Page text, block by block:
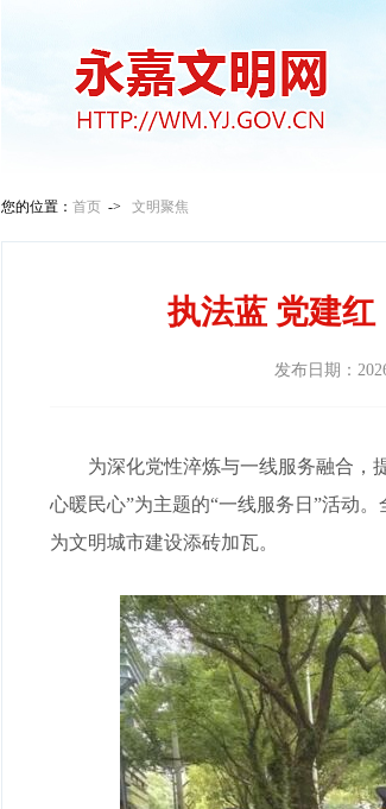
您的位置： 首页 -> 文明聚焦
执法蓝 党建
发布日期：
为深化党性淬炼与一线服务融合，
心暖民心”为主题的“一线服务日”活动
为文明城市建设添砖加瓦。